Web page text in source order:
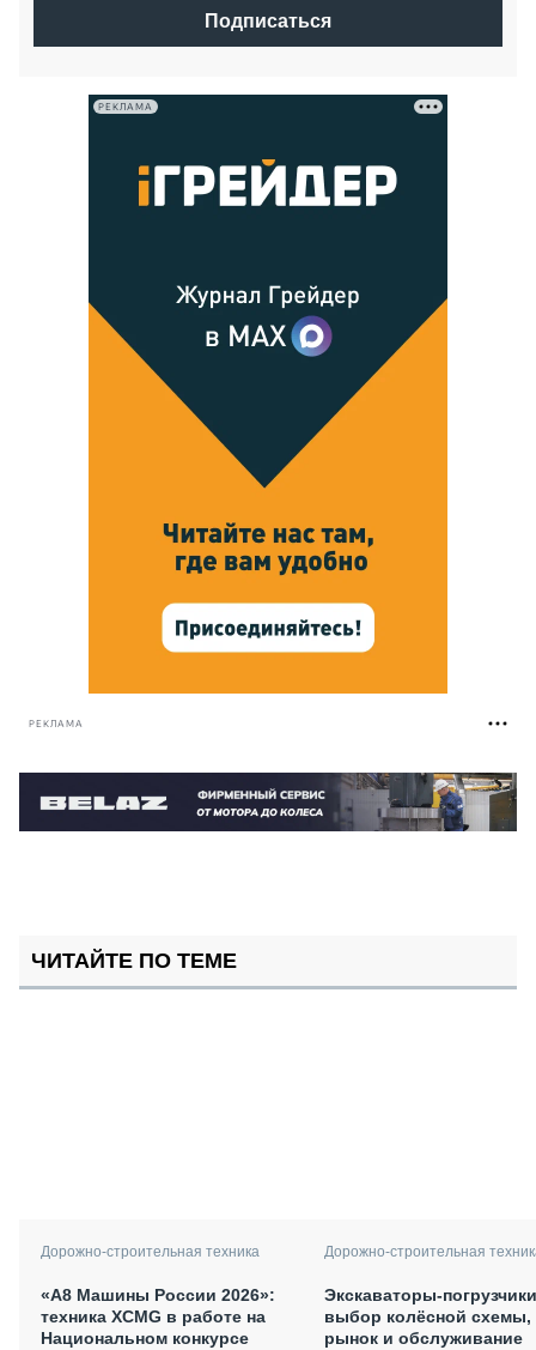
Подписаться
РЕКЛАМА
РЕКЛАМА
ЧИТАЙТЕ ПО ТЕМЕ
Дорожно-строительная техника
«А8 Машины России 2026»:
техника XCMG в работе на
Национальном конкурсе
Дорожно-строительная
Экскаваторы-
выбор колёсной схемы,
рынок и обслуживание